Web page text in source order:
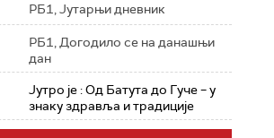
РБ1, Јутарњи дневник
РБ1, Догодило се на данашњи
дан
Јутро је : Од Батута до Гуче – у
знаку здравља и традиције